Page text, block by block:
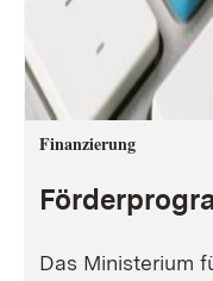
Finanzierung
Das Ministerium